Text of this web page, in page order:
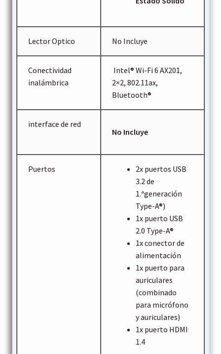
Lector Optico No Incluye
Conectividad
inalámbrica
Intel® Wi-Fi 6 AX201,
2×2, 802.11ax,
Bluetooth®
interface de red
No Incluye
Puertos
2x puertos USB
3.2 de
1.ªgeneración
Type-A®)
1x puerto USB
2.0 Type-A®
1x conector de
alimentación
1x puerto para
auriculares
(combinado
para micrófono
y auriculares)
1x puerto HDMI
1.4